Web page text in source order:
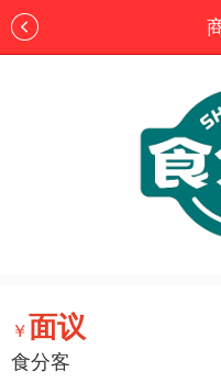
￥面议
食分客